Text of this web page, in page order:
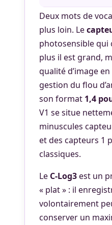
Deux mots de
plus loin. Le
photosensible qui
plus il est grand,
qualité d’image
gestion du flou
son format 1,4
V1 se situe
minuscules
et des capteurs 1
classiques.
Le C-Log3est un
« plat » : il
volontairement
conserver un